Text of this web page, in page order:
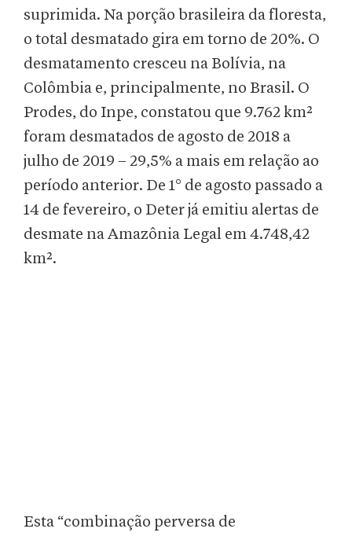
suprimida. Na porção brasileira da floresta,
o total desmatado gira em torno de 20%. O
desmatamento cresceu na Bolívia, na
Colômbia e, principalmente, no Brasil. O
Prodes, do Inpe, constatou que 9.762 km²
foram desmatados de agosto de 2018 a
julho de 2019 – 29,5% a mais em relação ao
período anterior. De 1° de agosto passado a
14 de fevereiro, o Deter já emitiu alertas de
desmate na Amazônia Legal em 4.748,42
km².
Esta “combinação perversa de